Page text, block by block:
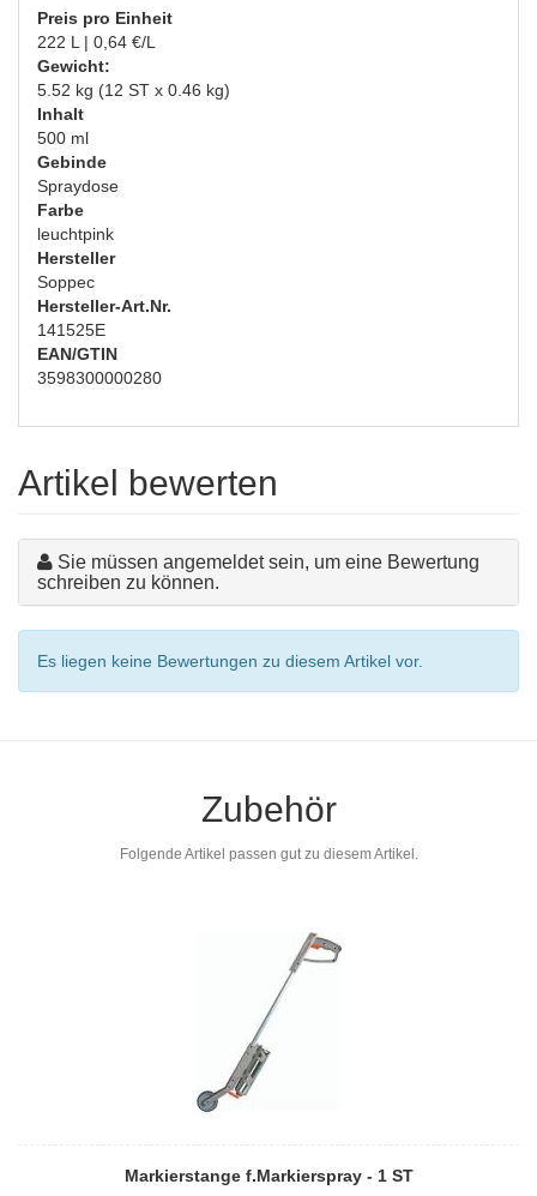
Preis pro Einheit
222 L | 0,64 €/L
Gewicht:
5.52 kg (12 ST x 0.46 kg)
Inhalt
500 ml
Gebinde
Spraydose
Farbe
leuchtpink
Hersteller
Soppec
Hersteller-Art.Nr.
141525E
EAN/GTIN
3598300000280
Artikel bewerten
Sie müssen angemeldet sein, um eine Bewertung
schreiben zu können.
Es liegen keine Bewertungen zu diesem Artikel vor.
Zubehör
Folgende Artikel passen gut zu diesem Artikel.
Markierstange f.Markierspray - 1 ST